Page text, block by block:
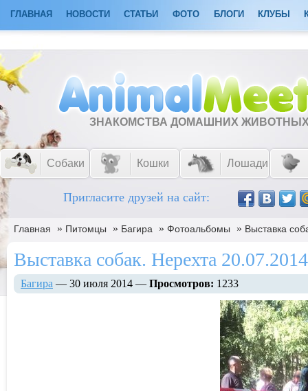
ГЛАВНАЯ НОВОСТИ СТАТЬИ ФОТО БЛОГИ КЛУБЫ
ЗНАКОМСТВА ДОМАШНИХ
Собаки Кошки Лошади
Пригласите друзей на сайт:
Главная » Питомцы » Багира » Фотоальбомы » Выставка
Выставка собак. Нерехта
Багира — 30 июля 2014 — Просмотров: 1233